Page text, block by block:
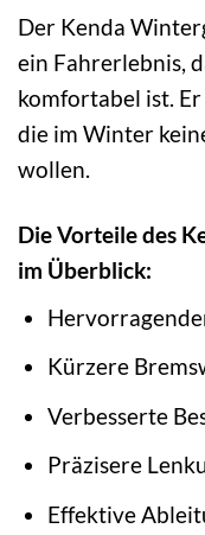
Der Kenda
ein Fahrerlebnis,
komfortabel ist.
die im Winter
wollen.
Die Vorteile des
im Überblick:
Kürzere
Verbesserte
Präzisere
Effektive